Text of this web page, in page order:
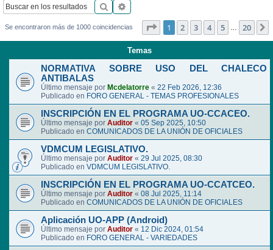
Buscar
Se encontraron más de 1000 coincidencias Página de 20
1 2 3 4 5 … 20
Temas
NORMATIVA SOBRE USO DEL CHALECO
ANTIBALAS
Último mensaje por Mcdelatorre « 22 Feb 2026, 12:36
Publicado en FORO GENERAL - TEMAS PROFESIONALES
INSCRIPCIÓN EN EL PROGRAMA UO-CCACEO.
Último mensaje por Auditor « 05 Sep 2025, 10:50
Publicado en COMUNICADOS DE LA UNIÓN DE OFICIALES
VDMCUM LEGISLATIVO.
Último mensaje por Auditor « 29 Jul 2025, 08:30
Publicado en VDMCUM LEGISLATIVO.
INSCRIPCIÓN EN EL PROGRAMA UO-CCATCEO.
Último mensaje por Auditor « 08 Jul 2025, 11:14
Publicado en COMUNICADOS DE LA UNIÓN DE OFICIALES
Aplicación UO-APP (Android)
Último mensaje por Auditor « 12 Dic 2024, 01:54
Publicado en FORO GENERAL - VARIEDADES